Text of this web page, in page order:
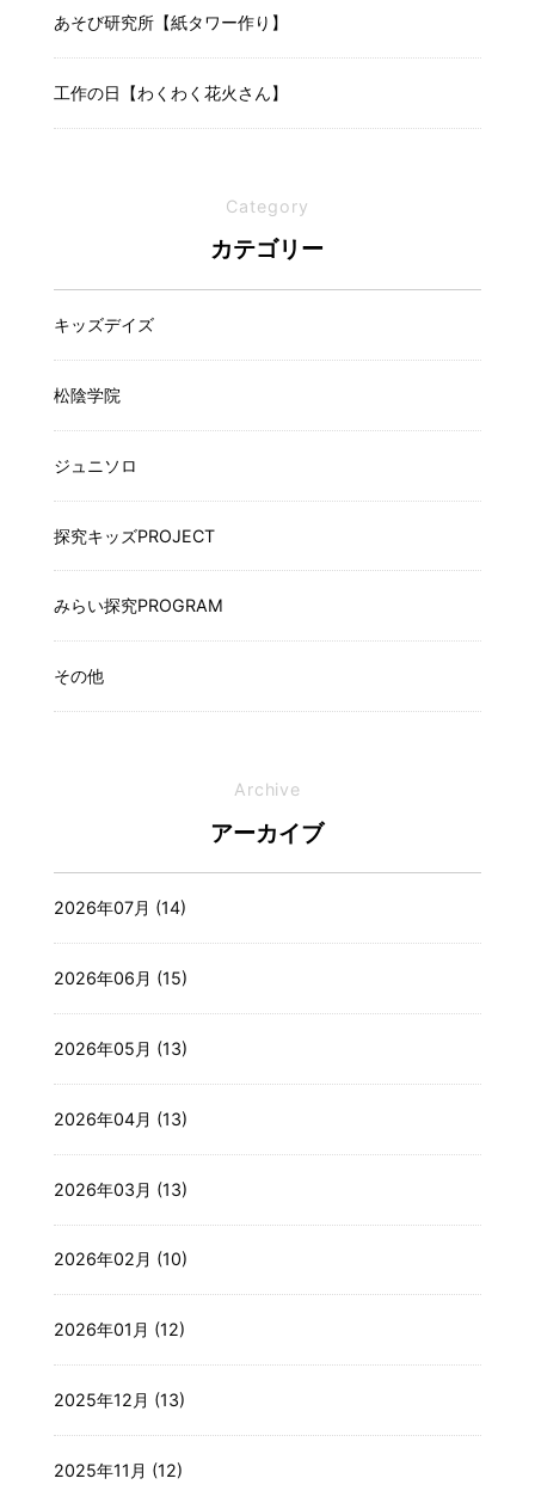
あそび研究所【紙タワー作り】
工作の日【わくわく花火さん】
Category
カテゴリー
キッズデイズ
松陰学院
ジュニソロ
探究キッズPROJECT
みらい探究PROGRAM
その他
Archive
アーカイブ
2026年07月 (14)
2026年06月 (15)
2026年05月 (13)
2026年04月 (13)
2026年03月 (13)
2026年02月 (10)
2026年01月 (12)
2025年12月 (13)
2025年11月 (12)